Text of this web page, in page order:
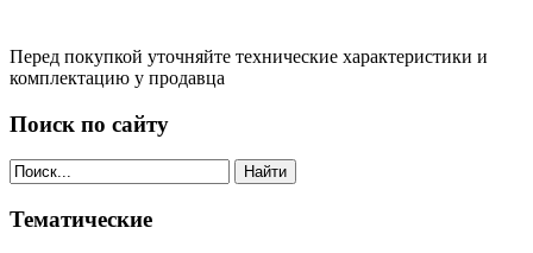
Перед покупкой уточняйте технические характеристики и
комплектацию у продавца
Поиск по сайту
Найти
Тематические